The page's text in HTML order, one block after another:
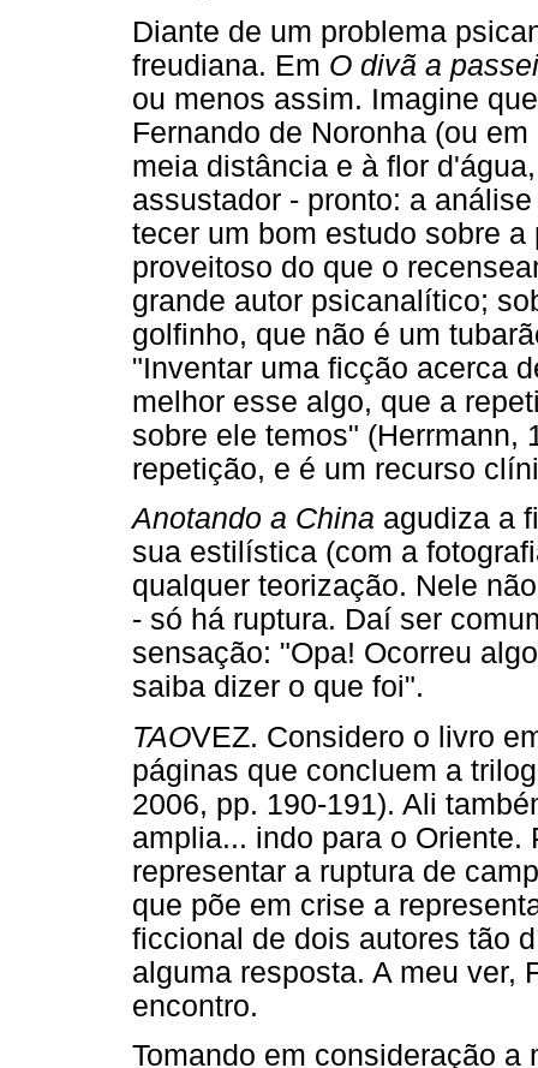
Diante de um problema
freudiana. Em O divã a
ou menos assim. Imagine
Fernando de Noronha (ou
meia distância e à flor
assustador - pronto: a
tecer um bom estudo sobre
proveitoso do que o
grande autor psicanalítico;
golfinho, que não é um
"Inventar uma ficção acerca
melhor esse algo, que a
sobre ele temos" (Herrmann,
repetição, e é um recurso
Anotando a China agudiza a
sua estilística (com a
qualquer teorização. Nele
- só há ruptura. Daí ser
sensação: "Opa! Ocorreu
saiba dizer o que foi".
TAOVEZ. Considero o livro
páginas que concluem a
2006, pp. 190-191). Ali
amplia... indo para o
representar a ruptura de
que põe em crise a
ficcional de dois autores tão
alguma resposta. A meu ver,
encontro.
Tomando em consideração a